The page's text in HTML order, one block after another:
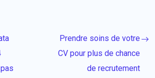
Prendre soins de votre
CV pour plus de chance
de recrutement